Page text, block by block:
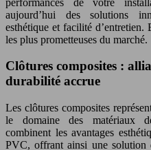
aujourd’hui des solutions
esthétique et facilité
les plus prometteuses du marché.
Clôtures composites :
durabilité accrue
Les clôtures composites
le domaine des matériaux
combinent les avantages
PVC, offrant ainsi une solution